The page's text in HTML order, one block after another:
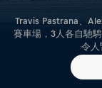
Travis Pastrana、
賽車場，3人各自馳
令人